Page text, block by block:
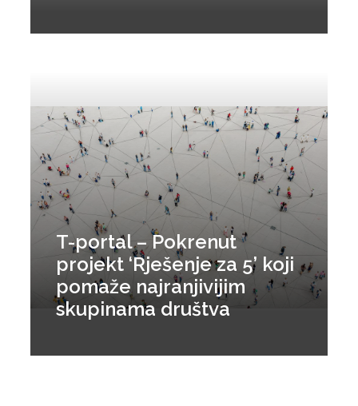
T-portal – Pokrenut
projekt ‘Rješenje za 5’ koji
pomaže najranjivijim
skupinama društva